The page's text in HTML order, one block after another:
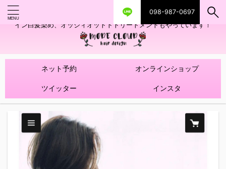
098-987-0697
艶ツヤヘアカラー！髪質改善トリートメントやハイライトを使ったデザ
イン白髪染め、オッジィオットトトリートメントもやっています！
ネット予約 オンラインショップ
ツイッター インスタ